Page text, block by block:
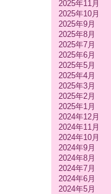
2025年11月
2025年10月
2025年9月
2025年8月
2025年7月
2025年6月
2025年5月
2025年4月
2025年3月
2025年2月
2025年1月
2024年12月
2024年11月
2024年10月
2024年9月
2024年8月
2024年7月
2024年6月
2024年5月